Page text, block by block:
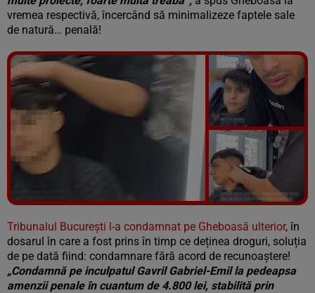
vremea respectivă, încercând să minimalizeze faptele sale
de natură… penală!
Vezi galeria foto
6 poze
Tribunalul București l-a condamnat pe Gheboasă ulterior, în
dosarul în care a fost prins în timp ce deținea droguri, soluția
de pe dată fiind: condamnare fără acord de recunoaștere!
„Condamnă pe inculpatul Gavril Gabriel-Emil la pedeapsa
amenzii penale în cuantum de 4.800 lei, stabilită prin